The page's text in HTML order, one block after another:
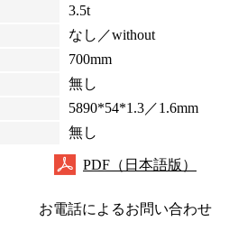
3.5t
なし／without
700mm
無し
5890*54*1.3／1.6mm
無し
PDF（日本語版）
お電話によるお問い合わせ